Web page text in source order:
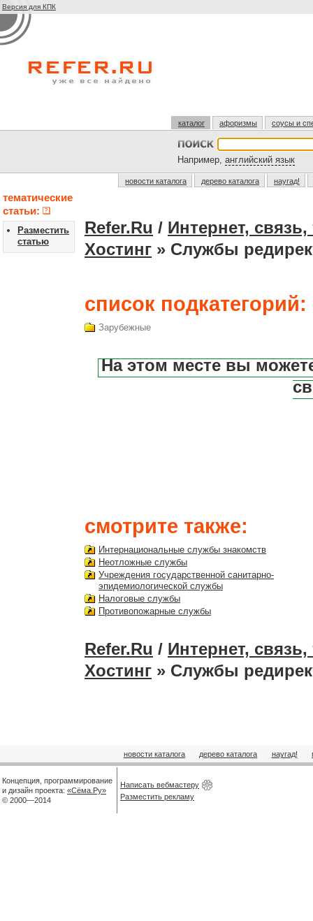
Версия для КПК
каталог афоризмы соусы и
Например, английский язык
новости каталога дерево каталога наугад!
тематические
статьи:
Разместить
статью
Refer.Ru / Интернет,
Хостинг » Службы
список подкатегорий:
Зарубежные
На этом месте вы
смотрите также:
Интернациональные службы знакомств
Неотложные службы
Учреждения государственной санитарно-
эпидемиологической службы
Налоговые службы
Противопожарные службы
Refer.Ru / Интернет,
Хостинг » Службы
новости каталога дерево каталога наугад!
Концепция, программирование
и дизайн проекта: «Сёма.Ру»
© 2000—2014
Написать вебмастеру
Разместить рекламу